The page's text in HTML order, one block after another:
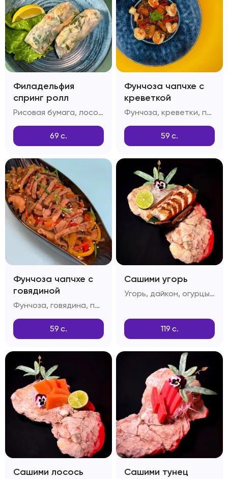
Филадельфия
спринг ролл
Рисовая бумага, лосось, огурец, тобико
69 с.
Фунчоза чапчхе с
креветкой
Фунчоза, креветки, перец болгарский, грибы шитаке, приправа дашида, кунжутное масло
59 с.
Фунчоза чапчхе с
говядиной
Фунчоза, говядина, перец болгарский, грибы шитаке, приправа дашида, кунжутное масло
59 с.
Сашими угорь
Угорь, дайкон, огурцы, лимон
119 с.
Сашими лосось Сашими тунец